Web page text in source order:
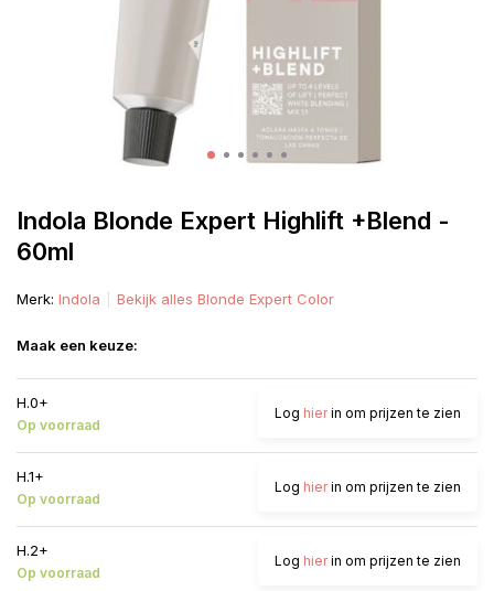
Indola Blonde Expert Highlift +Blend -
60ml
Merk: Indola Bekijk alles Blonde Expert Color
Maak een keuze:
H.0+
Op voorraad
Log hierin om prijzen te zien
H.1+
Op voorraad
Log hierin om prijzen te zien
H.2+
Op voorraad
Log hierin om prijzen te zien